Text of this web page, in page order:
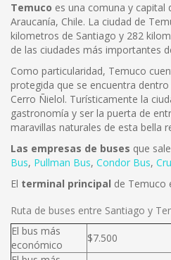
Temuco es una comuna y capital
Araucanía, Chile. La ciudad de
kilometros de Santiago y 282
de las ciudades más importantes
Como particularidad, Temuco
protegida que se encuentra
Cerro Ñielol. Turísticamente la
gastronomía y ser la puerta de
maravillas naturales de esta bella
Las empresas de buses que
Bus, Pullman Bus, Condor Bus,
El terminal principal de Temuco
Ruta de buses entre Santiago y
El bus más
económico
$7.500